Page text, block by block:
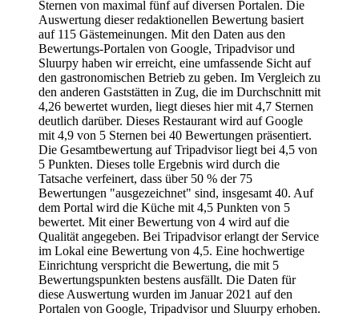
Sternen von maximal fünf auf diversen Portalen. Die
Auswertung dieser redaktionellen Bewertung basiert
auf 115 Gästemeinungen. Mit den Daten aus den
Bewertungs-Portalen von Google, Tripadvisor und
Sluurpy haben wir erreicht, eine umfassende Sicht auf
den gastronomischen Betrieb zu geben. Im Vergleich zu
den anderen Gaststätten in Zug, die im Durchschnitt mit
4,26 bewertet wurden, liegt dieses hier mit 4,7 Sternen
deutlich darüber. Dieses Restaurant wird auf Google
mit 4,9 von 5 Sternen bei 40 Bewertungen präsentiert.
Die Gesamtbewertung auf Tripadvisor liegt bei 4,5 von
5 Punkten. Dieses tolle Ergebnis wird durch die
Tatsache verfeinert, dass über 50 % der 75
Bewertungen "ausgezeichnet" sind, insgesamt 40. Auf
dem Portal wird die Küche mit 4,5 Punkten von 5
bewertet. Mit einer Bewertung von 4 wird auf die
Qualität angegeben. Bei Tripadvisor erlangt der Service
im Lokal eine Bewertung von 4,5. Eine hochwertige
Einrichtung verspricht die Bewertung, die mit 5
Bewertungspunkten bestens ausfällt. Die Daten für
diese Auswertung wurden im Januar 2021 auf den
Portalen von Google, Tripadvisor und Sluurpy erhoben.